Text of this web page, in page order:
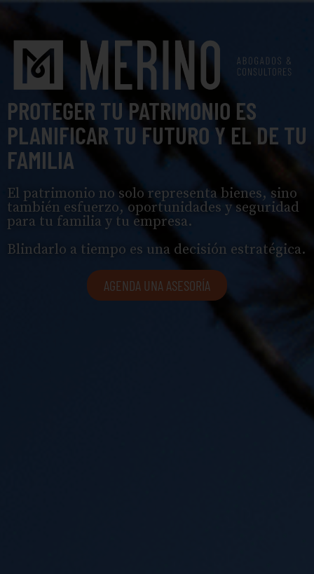
PROTEGER TU PATRIMONIO ES
PLANIFICAR TU FUTURO Y EL DE TU
FAMILIA
El patrimonio no solo representa bienes, sino
también esfuerzo, oportunidades y seguridad
para tu familia y tu empresa.
Blindarlo a tiempo es una decisión estratégica.
AGENDA UNA ASESORÍA